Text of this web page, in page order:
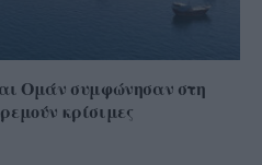
Ομάν συμφώνησαν στη
κρίσιμες